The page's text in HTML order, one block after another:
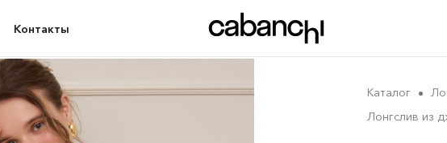
Контакты
Каталог
Лонгслив из